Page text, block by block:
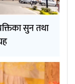
सुन तथा